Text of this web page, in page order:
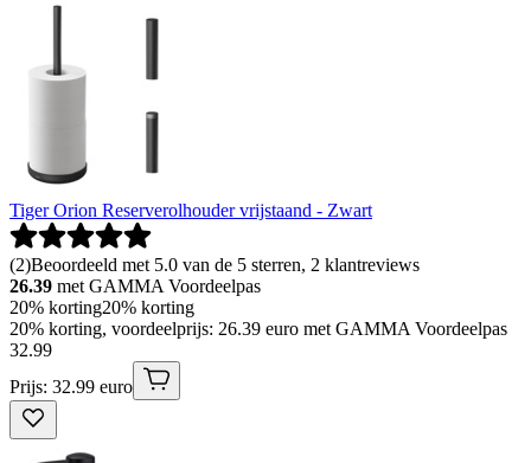
Tiger Orion Reserverolhouder vrijstaand - Zwart
(2)Beoordeeld met 5.0 van de 5 sterren, 2 klantreviews
26.39 met GAMMA Voordeelpas
20% korting20% korting
20% korting, voordeelprijs: 26.39 euro met GAMMA Voordeelpas
32.99
Prijs: 32.99 euro